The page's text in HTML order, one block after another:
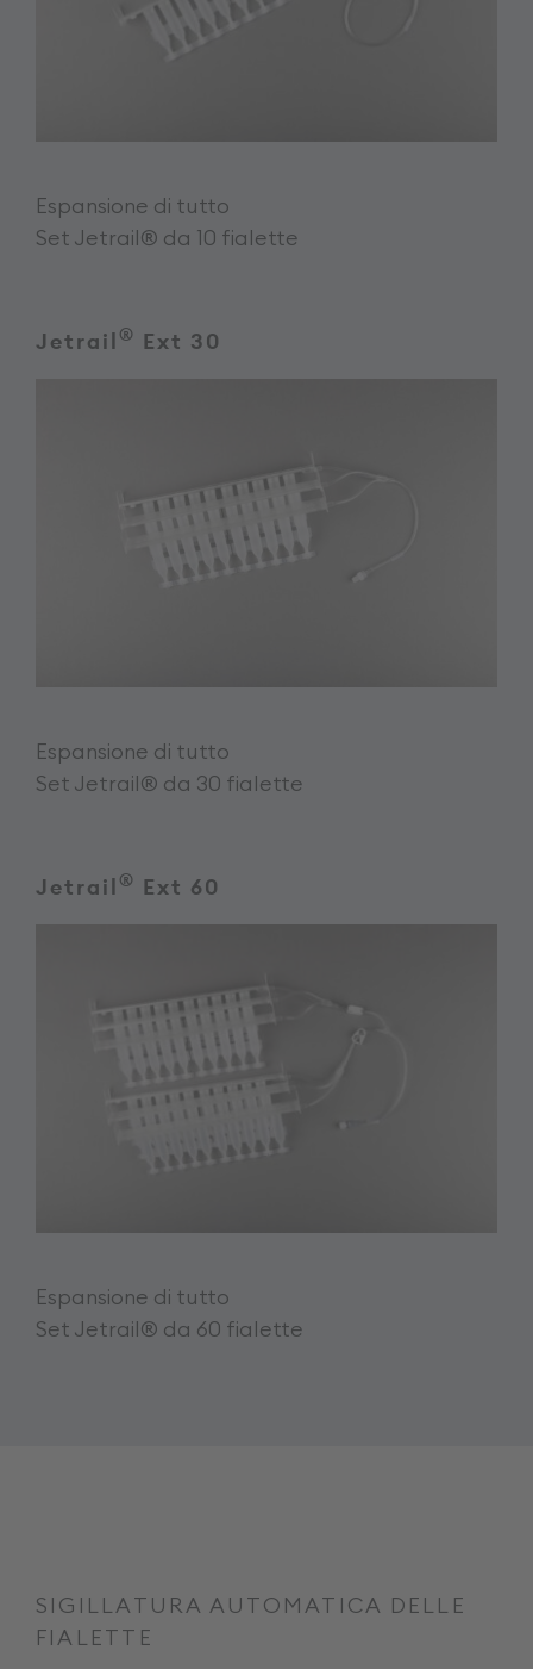
Espansione di tutto
Set Jetrail® da 10 fialette
Jetrail ® Ext 30
Espansione di tutto
Set Jetrail® da 30 fialette
Jetrail ® Ext 60
Espansione di tutto
Set Jetrail® da 60 fialette
SIGILLATURA AUTOMATICA DELLE
FIALETTE